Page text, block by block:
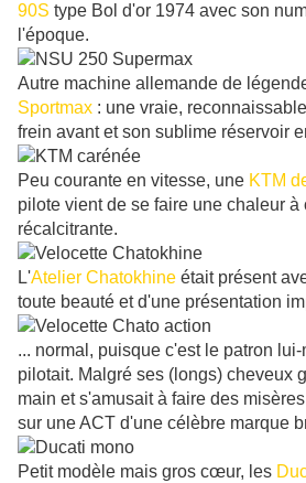
90S type Bol d'or 1974 avec son
l'époque.
Autre machine allemande de
Sportmax : une vraie,
frein avant et son sublime réservoir
Peu courante en vitesse, une KTM
pilote vient de se faire une chaleur
récalcitrante.
L'Atelier Chatokhine était présent
toute beauté et d'une présentation
... normal, puisque c'est le patron lui-
pilotait. Malgré ses (longs) cheveux
main et s'amusait à faire des
sur une ACT d'une célèbre marque
Petit modèle mais gros cœur, les